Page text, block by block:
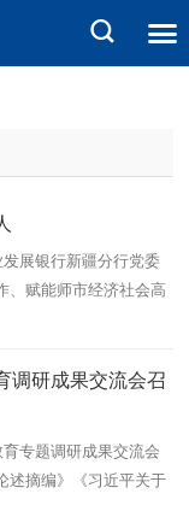
展银行新疆分行党委
、赋能师市经济社会高
共识。
调研成果交流会召
专题调研成果交流会
述摘编》《习近平关于
成果转化运用，把学